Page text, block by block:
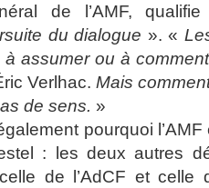
de l’AMF,
du dialogue ». «
assumer ou à
Verlhac. Mais
de sens. »
pourquoi
: les deux autres
de l’AdCF et celle